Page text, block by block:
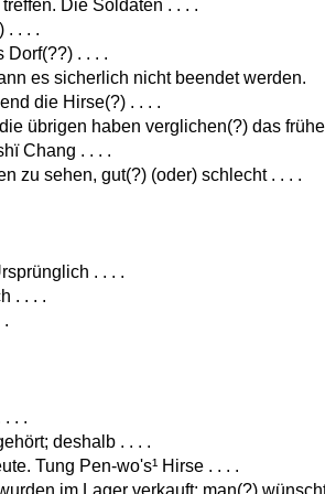
Die Soldaten . . . .
. . . .
Dorf(??) . . . .
es sicherlich nicht beendet werden.
die Hirse(?) . . . .
übrigen haben verglichen(?) das
Chang . . . .
zu sehen, gut(?) (oder) schlecht . . . .
. . . .
. . . .
.
. .
deshalb . . . .
Tung Pen-wo's¹ Hirse . . . .
im Lager verkauft; man(?)